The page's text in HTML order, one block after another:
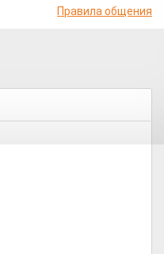
Правила общения